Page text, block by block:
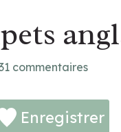
commentaires
Enregistrer